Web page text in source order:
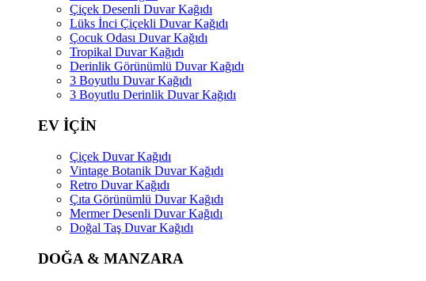
Çiçek Desenli Duvar Kağıdı
Lüks İnci Çiçekli Duvar Kağıdı
Çocuk Odası Duvar Kağıdı
Tropikal Duvar Kağıdı
Derinlik Görünümlü Duvar Kağıdı
3 Boyutlu Duvar Kağıdı
3 Boyutlu Derinlik Duvar Kağıdı
EV İÇİN
Çiçek Duvar Kağıdı
Vintage Botanik Duvar Kağıdı
Retro Duvar Kağıdı
Çıta Görünümlü Duvar Kağıdı
Mermer Desenli Duvar Kağıdı
Doğal Taş Duvar Kağıdı
DOĞA & MANZARA